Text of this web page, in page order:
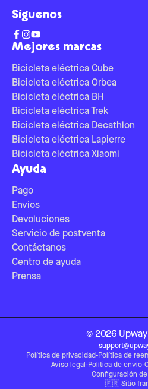
Mejores marcas
Bicicleta eléctrica Cube
Bicicleta eléctrica Orbea
Bicicleta eléctrica BH
Bicicleta eléctrica Trek
Bicicleta eléctrica Decathlon
Bicicleta eléctrica Lapierre
Bicicleta eléctrica Xiaomi
Ayuda
Pago
Envíos
Devoluciones
Servicio de postventa
Contáctanos
Centro de ayuda
Prensa
Síguenos
© 2026 Upway
Política de privacidad-Política de
Aviso legal -Política de envío-
Configuración
🇫🇷 Sitio